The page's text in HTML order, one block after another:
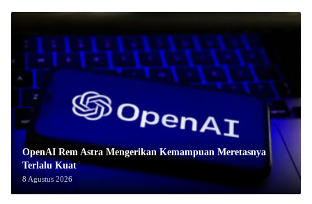
OpenAI Rem Astra Mengerikan Kemampuan Meretasnya
Terlalu Kuat
8 Agustus 2026